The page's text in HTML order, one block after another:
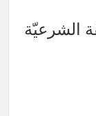
الشرعيّة